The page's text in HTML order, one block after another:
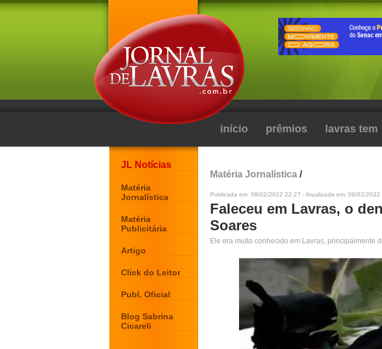
início prêmios lavras tem
JL Notícias
Matéria
Jornalística
Matéria
Publicitária
Artigo
Click do Leitor
Publ. Oficial
Blog Sabrina
Cicareli
Matéria Jornalística /
Publicada em: 08/02/2022 22:27 - Atualizada em: 09/02/2022
Faleceu em Lavras, o
Soares
Ele era muito conhecido em Lavras, principalmente